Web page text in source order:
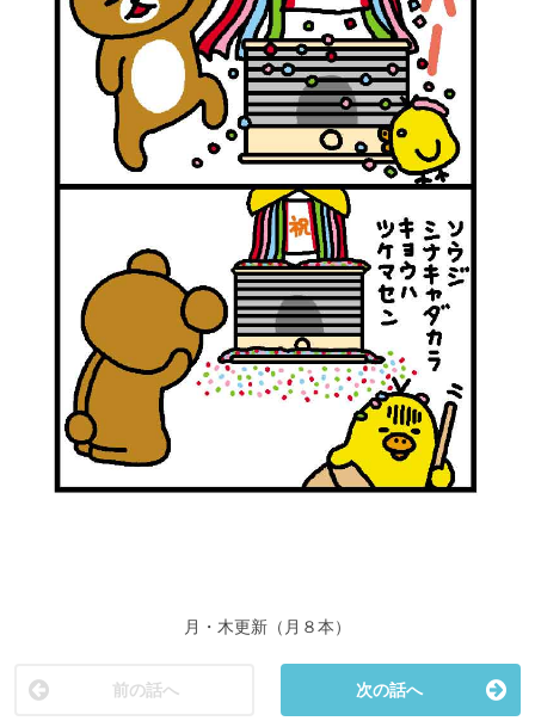
月・木更新（月８本）
前の話へ 次の話へ